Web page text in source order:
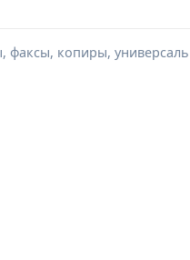
факсы, копиры,